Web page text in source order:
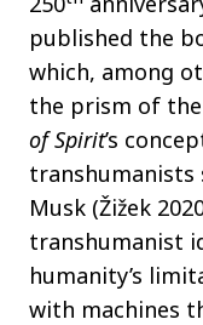
published the
which, among
the prism of
of Spirit’s
transhumanists
Musk (Žižek
transhumanist
humanity’s
with machines